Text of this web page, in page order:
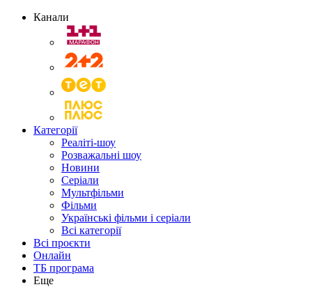
Канали
Категорії
Реаліті-шоу
Розважальні шоу
Новини
Серіали
Мультфільми
Фільми
Українські фільми і серіали
Всі категорії
Всі проєкти
Онлайн
ТБ програма
Еще